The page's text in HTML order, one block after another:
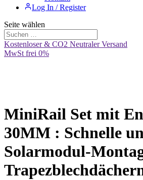
Log In / Register
Seite wählen
Kostenloser & CO2 Neutraler Versand
MwSt frei 0%
MiniRail Set mit
30MM : Schnelle
Solarmodul-